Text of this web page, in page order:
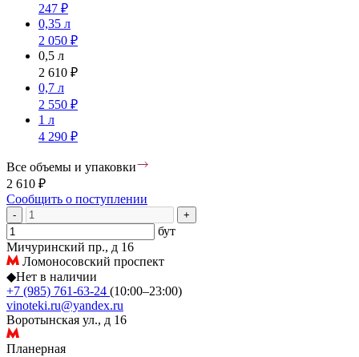
247 ₽
0,35 л
2 050 ₽
0,5 л
2 610 ₽
0,7 л
2 550 ₽
1 л
4 290 ₽
Все объемы и упаковки
2 610 ₽
Сообщить о поступлении
- +
бут
Мичуринский пр., д 16
Ломоносовский проспект
◆Нет в наличии
+7 (985) 761-63-24 (10:00–23:00)
vinoteki.ru@yandex.ru
Воротынская ул., д 16
Планерная